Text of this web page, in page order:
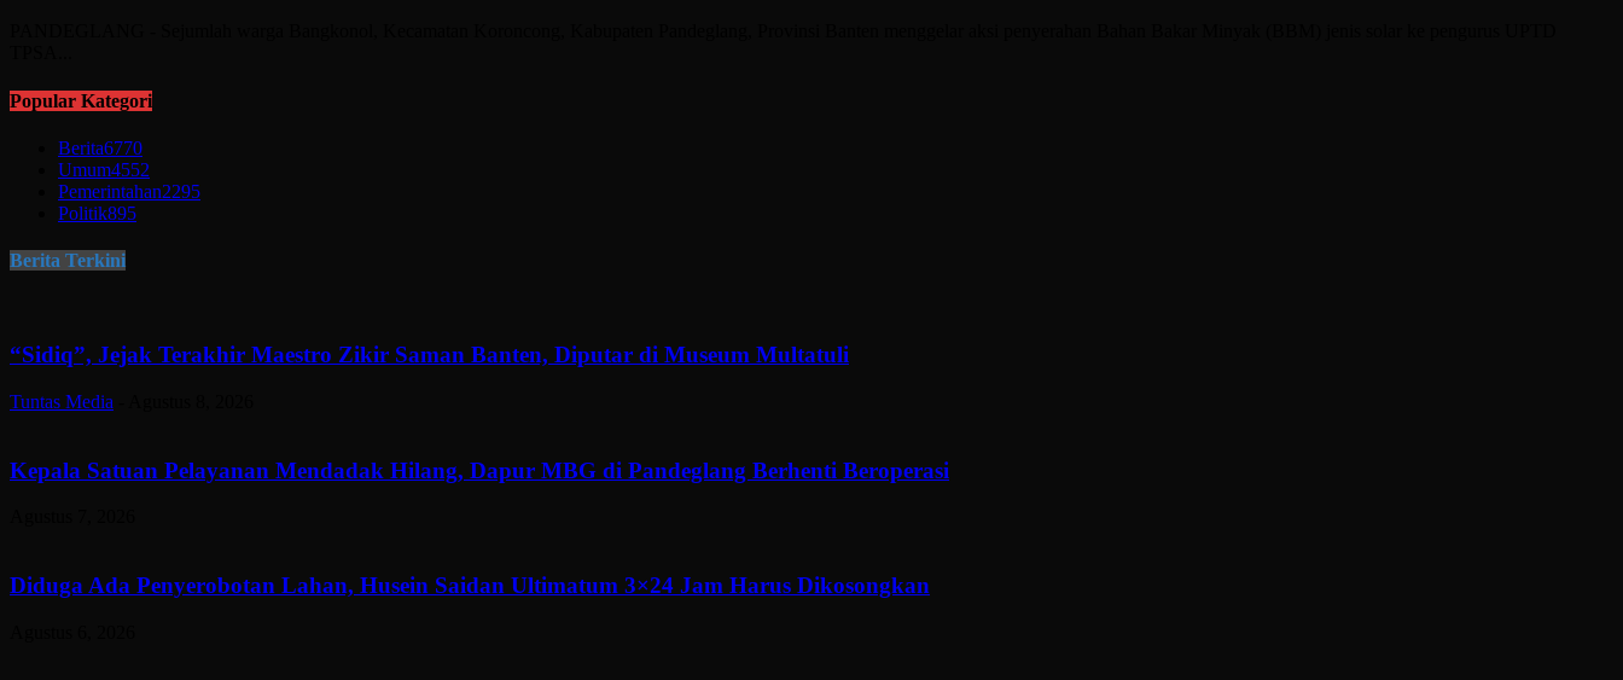
Popular Kategori
Berita6770
Umum4552
Pemerintahan2295
Politik895
Berita Terkini
“Sidiq”, Jejak Terakhir Maestro Zikir Saman Banten, Diputar di Museum Multatuli
Tuntas Media
Kepala Satuan Pelayanan Mendadak Hilang, Dapur MBG di Pandeglang Berhenti Beroperasi
Diduga Ada Penyerobotan Lahan, Husein Saidan Ultimatum 3×24 Jam Harus Dikosongkan